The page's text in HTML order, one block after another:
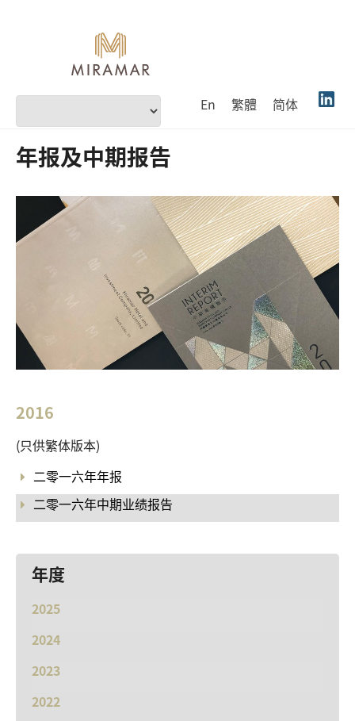
En 繁體 简体
年报及中期报告
2016
(只供繁体版本)
二零一六年年报
二零一六年中期业绩报告
年度
2025
2024
2023
2022